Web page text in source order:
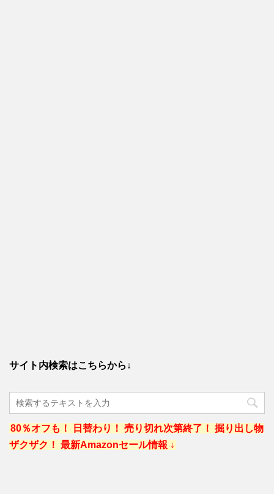
サイト内検索はこちらから↓
80％オフも！ 日替わり！ 売り切れ次第終了！ 掘り出し物
ザクザク！ 最新Amazonセール情報 ↓